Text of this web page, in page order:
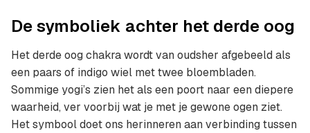
De symboliek achter het derde oog
Het derde oog chakra wordt van oudsher afgebeeld als
een paars of indigo wiel met twee bloembladen.
Sommige yogi’s zien het als een poort naar een diepere
waarheid, ver voorbij wat je met je gewone ogen ziet.
Het symbool doet ons herinneren aan verbinding tussen